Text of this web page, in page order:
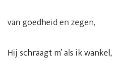
van goedheid en zegen,
Hij schraagt m’ als ik wankel,